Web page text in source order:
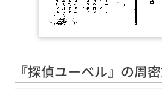
『探偵ユーベル』の周